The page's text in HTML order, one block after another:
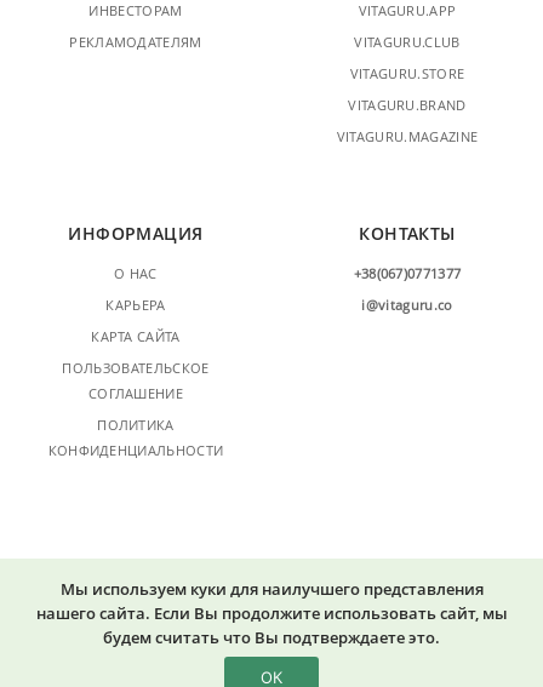
ИНВЕСТОРАМ
РЕКЛАМОДАТЕЛЯМ
VITAGURU.APP
VITAGURU.CLUB
VITAGURU.STORE
VITAGURU.BRAND
VITAGURU.MAGAZINE
ИНФОРМАЦИЯ
О НАС
КАРЬЕРА
КАРТА САЙТА
ПОЛЬЗОВАТЕЛЬСКОЕ
СОГЛАШЕНИЕ
ПОЛИТИКА
КОНФИДЕНЦИАЛЬНОСТИ
КОНТАКТЫ
+38(067)0771377
i@vitaguru.co
© 2015-2026 Vitaguru.co. Все права защищены.
Мы используем куки для наилучшего представления
нашего сайта. Если Вы продолжите использовать сайт, мы
будем считать что Вы подтверждаете это.
ОК